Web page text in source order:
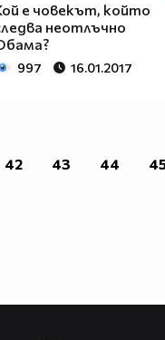
е човекът, който
неотлъчно
997 16.01.2017
42 43 44